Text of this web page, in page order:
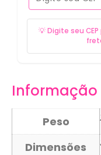
💡 Digite seu
Peso
Dimensões